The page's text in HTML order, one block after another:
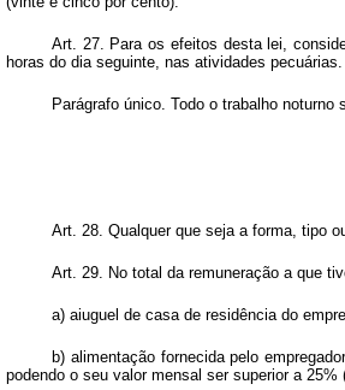
Art. 27. Para os efeitos desta lei,
horas do dia seguinte, nas atividades pecuárias.
Parágrafo único. Todo o trabalho
Art. 28. Qualquer que seja a forma, tipo
Art. 29. No total da remuneração a que
a) aiuguel de casa de residência do
b) alimentação fornecida pelo
podendo o seu valor mensal ser superior a